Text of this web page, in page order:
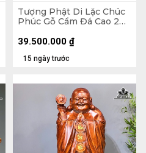
Tượng Phật Di Lặc Chúc
Phúc Gỗ Cẩm Đá Cao 200
15 ngày trước
39.500.000 ₫